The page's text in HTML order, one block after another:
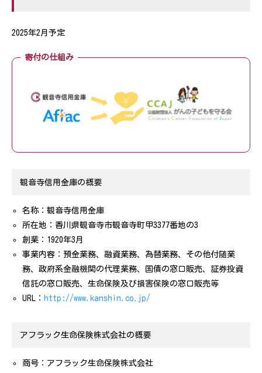
2025年2月予定
寄付の仕組み
観音寺信用金庫の概要
名称：観音寺信用金庫
所在地：香川県観音寺市観音寺町甲3377番地の3
創業：1920年3月
事業内容：預金業務、融資業務、為替業務、その他付随業
務、政府系金融機関の代理業務、国債の窓口販売、証券投資
信託の窓口販売、生命保険及び損害保険の窓口販売等
URL： http://www.kanshin.co.jp/
アフラック生命保険株式会社の概要
商号：アフラック生命保険株式会社